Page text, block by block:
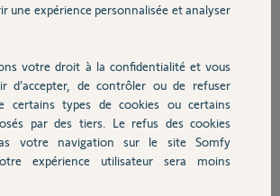
ans
au fil de discussion
une expérience personnalisée et analyser
votre droit à la confidentialité et vous
d’accepter, de contrôler ou de refuser
certains types de cookies ou certains
par des tiers. Le refus des cookies
votre navigation sur le site Somfy
expérience utilisateur sera moins